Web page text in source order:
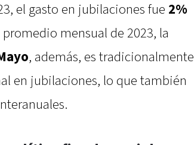
el gasto en jubilaciones fue 2%
mensual de 2023, la
, además, es tradicionalmente
en jubilaciones, lo que también